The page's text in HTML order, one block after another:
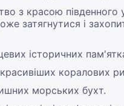
з красою південного
затягнутися і
історичних
коралових
морських бухт.